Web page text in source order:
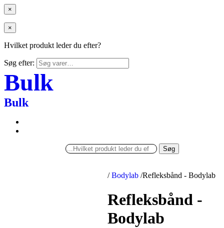
×
×
Hvilket produkt leder du efter?
Søg efter:
Bulk
Bulk
Søg
/ Bodylab /Refleksbånd - Bodylab
Refleksbånd -
Bodylab